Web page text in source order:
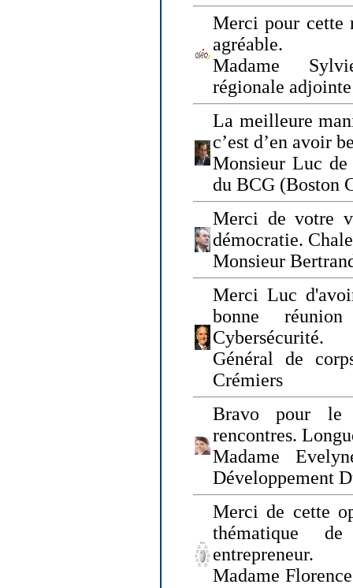
Merci pour cette
agréable.
Madame
régionale
La meilleure
c’est d’en avoir
Monsieur Luc de
du BCG (Boston
Merci de votre
démocratie.
Monsieur
Merci Luc
bonne
Cybersécurité.
Général de
Crémiers
Bravo pour le
rencontres.
Madame
Développement
Merci de cette
thématique
entrepreneur.
Madame